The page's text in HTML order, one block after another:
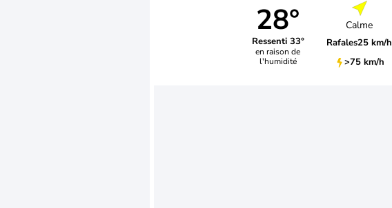
28°
Ressenti 33°
en raison de
l'humidité
Calme
Rafales25 km/h
>75 km/h